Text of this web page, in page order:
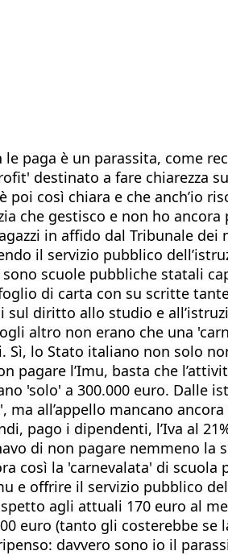
paga è un parassita, come
destinato a fare chiarezza
così chiara e che anch’io
che gestisco e non ho
in affido dal Tribunale
il servizio pubblico
scuole pubbliche statali
di carta con su scritte
diritto allo studio e
altro non erano che una
Sì, lo Stato italiano non solo
l’Imu, basta che
'solo' a 300.000 euro. Dalle
all’appello mancano
pago i dipendenti, l’Iva al
di non pagare nemmeno la
così la 'carnevalata' di
e offrire il servizio pubblico
agli attuali 170 euro al
euro (tanto gli costerebbe
davvero sono io il